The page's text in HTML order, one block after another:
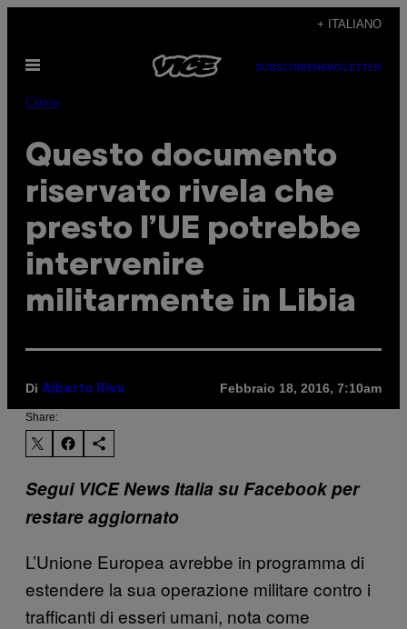
contenuto
+ ITALIANO
Apri
SUBSCRIBENEWSLETTER
Crime
Questo documento
riservato rivela che
presto l’UE potrebbe
intervenire
militarmente in Libia
Di Alberto Riva Febbraio 18, 2016, 7:10am
Share:
Segui VICE News Italia su Facebook per
restare aggiornato
L’Unione Europea avrebbe in programma di
estendere la sua operazione militare contro i
trafficanti di esseri umani, nota come